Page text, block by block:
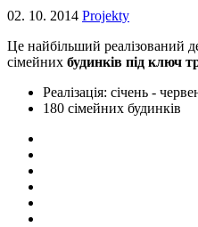
02. 10. 2014 Projekty
Це найбільший реалізований
сімейних будинків під ключ
Реалізація: січень -
180 сімейних будинків